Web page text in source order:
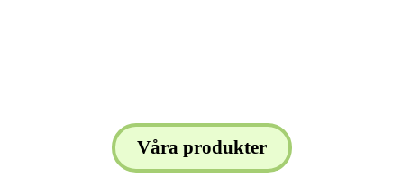
Våra produkter